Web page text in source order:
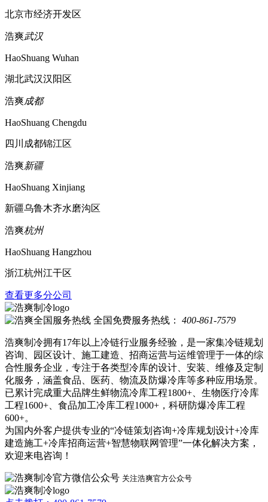
北京市经济开发区
浩爽武汉
HaoShuang Wuhan
湖北武汉汉阳区
浩爽成都
HaoShuang Chengdu
四川成都锦江区
浩爽新疆
HaoShuang Xinjiang
新疆乌鲁木齐水磨沟区
浩爽杭州
HaoShuang Hangzhou
浙江杭州江干区
查看更多分公司
全国免费服务热线： 400-861-7579
浩爽制冷拥有17年以上冷链行业服务经验，是一家集冷链规划
咨询、园区设计、施工建造、招商运营与运维管理于一体的综
合性服务企业，专注于各类型冷库的设计、安装、维修及定制
化服务，涵盖食品、医药、物流及防爆冷库等多种应用场景。
已累计完成重大品牌生鲜物流冷库工程1800+、生物医疗冷库
工程1600+、食品加工冷库工程1000+，科研防爆冷库工程
600+。
为国内外客户提供专业的“冷链策划咨询+冷库规划设计+冷库
建造施工+冷库招商运营+智慧物联网管理”一体化解决方案，
欢迎来电咨询！
关注浩爽官方公众号